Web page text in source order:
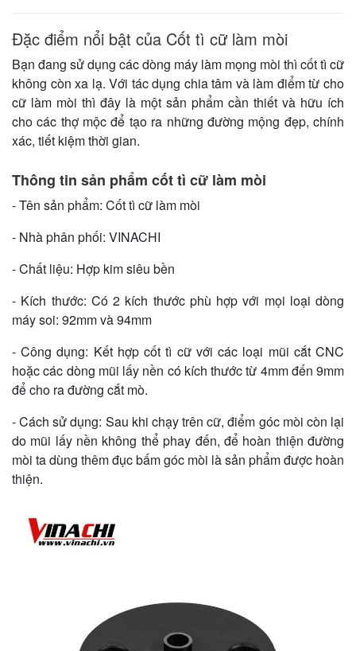
Đặc điểm nổi bật của Cốt tì cữ làm mòi
Bạn đang sử dụng các dòng máy làm mọng mòi thì cốt tì cữ
không còn xa lạ. Với tác dụng chia tâm và làm điểm từ cho
cữ làm mòi thì đây là một sản phẩm cần thiết và hữu ích
cho các thợ mộc để tạo ra những đường mộng đẹp, chính
xác, tiết kiệm thời gian.
Thông tin sản phẩm cốt tì cữ làm mòi
- Tên sản phẩm: Cốt tì cữ làm mòi
- Nhà phân phối: VINACHI
- Chất liệu: Hợp kim siêu bền
- Kích thước: Có 2 kích thước phù hợp với mọi loại dòng
máy soi: 92mm và 94mm
- Công dụng: Kết hợp cốt tì cữ với các loại mũi cắt CNC
hoặc các dòng mũi lấy nền có kích thước từ 4mm đến 9mm
để cho ra đường cắt mò.
- Cách sử dụng: Sau khi chạy trên cữ, điểm góc mòi còn lại
do mũi lấy nền không thể phay đến, để hoàn thiện đường
mòi ta dùng thêm đục bấm góc mòi là sản phẩm được hoàn
thiện.